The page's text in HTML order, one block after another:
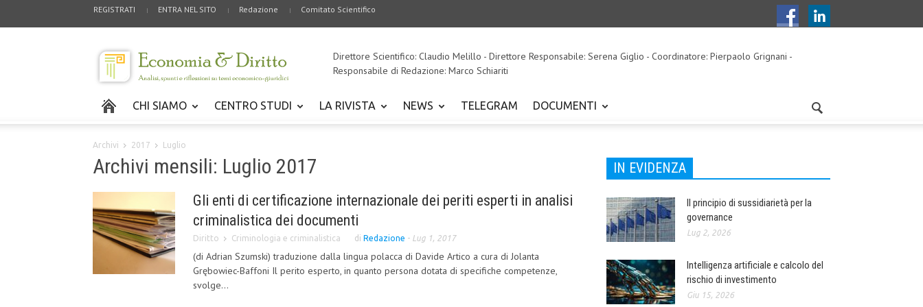
REGISTRATI ENTRA NEL SITO Redazione Comitato Scientifico
Direttore Scientifico: Claudio Melillo - Direttore Responsabile: Serena Giglio - Coordinatore: Pierpaolo Grignani -
Responsabile di Redazione: Marco Schiariti
CHI SIAMO CENTRO STUDI LA RIVISTA NEWS TELEGRAM DOCUMENTI
Archivi 2017 Luglio
Archivi mensili: Luglio 2017
Gli enti di certificazione internazionale dei periti esperti in analisi
criminalistica dei documenti
Diritto Criminologia e criminalistica di Redazione - Lug 1, 2017
(di Adrian Szumski) traduzione dalla lingua polacca di Davide Artico a cura di Jolanta
Grębowiec-Baffoni Il perito esperto, in quanto persona dotata di specifiche competenze,
svolge...
IN EVIDENZA
Il principio di sussidiarietà per la
governance
Lug 2, 2026
Intelligenza artificiale e calcolo del
rischio di investimento
Giu 15, 2026